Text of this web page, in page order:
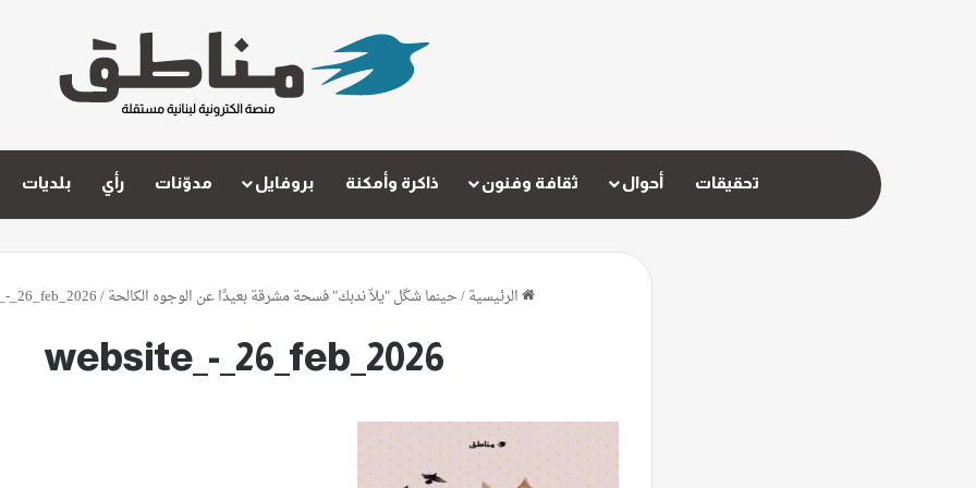
تحقيقات أحوال ثقافة وفنون ذاكرة وأمكنة بروفايل مدوّنات رأي بلديات
الرئيسية/حينما شكّل "يلاّ ندبك" فسحة مشرقة بعيدًا عن الوجوه الكالحة/
_26_feb_2026
website_-_26_feb_2026